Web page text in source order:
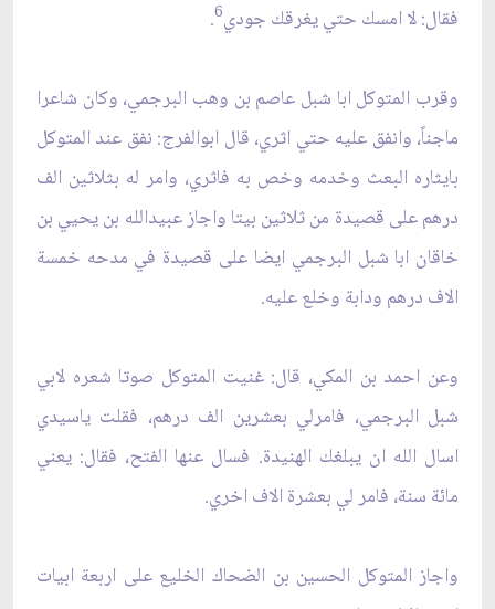
فقال: لا امسك حتي يغرقك جودي6
.
وقرب المتوكل ابا شبل عاصم بن وهب البرجمي، وكان شاعرا
ماجناً، وانفق عليه حتي اثري، قال ابوالفرج: نفق عند المتوكل
بايثاره البعث وخدمه وخص به فاثري، وامر له بثلاثين الف
درهم على قصيدة من ثلاثين بيتا واجاز عبيدالله بن يحيي بن
خاقان ابا شبل البرجمي ايضا على قصيدة في مدحه خمسة
الاف درهم ودابة وخلع عليه.
وعن احمد بن المكي، قال: غنيت المتوكل صوتا شعره لابي
شبل البرجمي، فامرلي بعشرين الف درهم، فقلت ياسيدي
اسال الله ان يبلغك الهنيدة. فسال عنها الفتح، فقال: يعني
مائة سنة، فامر لي بعشرة الاف اخري.
واجاز المتوكل الحسين بن الضحاك الخليع على اربعة ابيات